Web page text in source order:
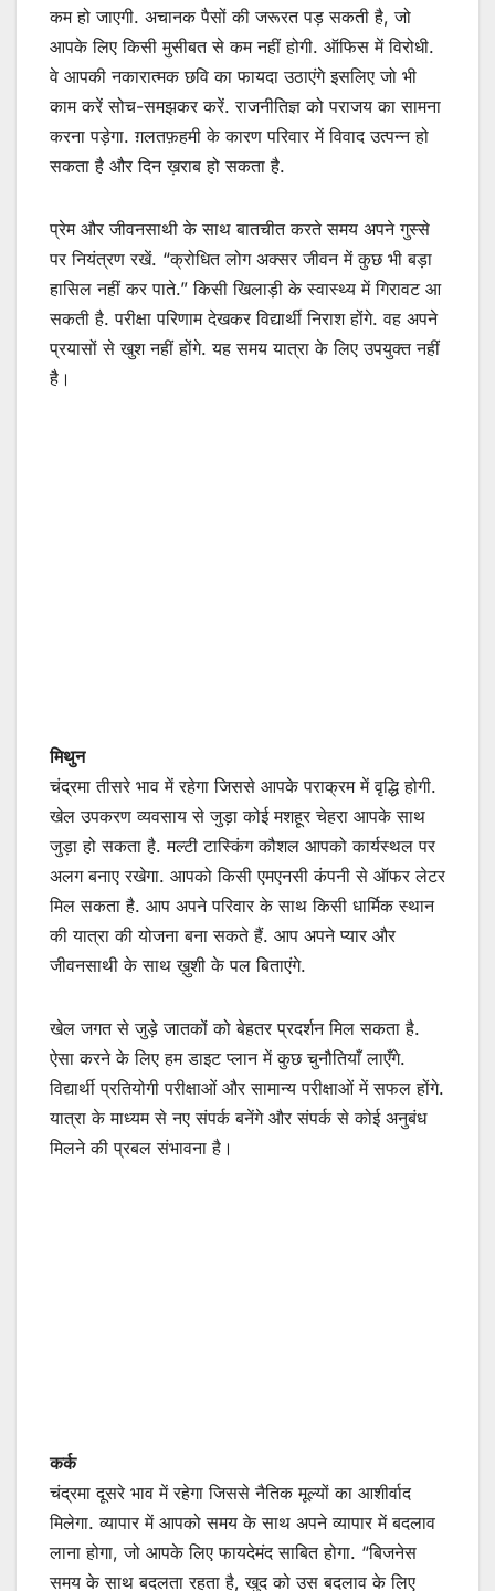
कम हो जाएगी. अचानक पैसों की जरूरत पड़ सकती है, जो
आपके लिए किसी मुसीबत से कम नहीं होगी. ऑफिस में विरोधी.
वे आपकी नकारात्मक छवि का फायदा उठाएंगे इसलिए जो भी
काम करें सोच-समझकर करें. राजनीतिज्ञ को पराजय का सामना
करना पड़ेगा. ग़लतफ़हमी के कारण परिवार में विवाद उत्पन्न हो
सकता है और दिन ख़राब हो सकता है.
प्रेम और जीवनसाथी के साथ बातचीत करते समय अपने गुस्से
पर नियंत्रण रखें. “क्रोधित लोग अक्सर जीवन में कुछ भी बड़ा
हासिल नहीं कर पाते.” किसी खिलाड़ी के स्वास्थ्य में गिरावट आ
सकती है. परीक्षा परिणाम देखकर विद्यार्थी निराश होंगे. वह अपने
प्रयासों से खुश नहीं होंगे. यह समय यात्रा के लिए उपयुक्त नहीं
है।
मिथुन
चंद्रमा तीसरे भाव में रहेगा जिससे आपके पराक्रम में वृद्धि होगी.
खेल उपकरण व्यवसाय से जुड़ा कोई मशहूर चेहरा आपके साथ
जुड़ा हो सकता है. मल्टी टास्किंग कौशल आपको कार्यस्थल पर
अलग बनाए रखेगा. आपको किसी एमएनसी कंपनी से ऑफर लेटर
मिल सकता है. आप अपने परिवार के साथ किसी धार्मिक स्थान
की यात्रा की योजना बना सकते हैं. आप अपने प्यार और
जीवनसाथी के साथ ख़ुशी के पल बिताएंगे.
खेल जगत से जुड़े जातकों को बेहतर प्रदर्शन मिल सकता है.
ऐसा करने के लिए हम डाइट प्लान में कुछ चुनौतियाँ लाएँगे.
विद्यार्थी प्रतियोगी परीक्षाओं और सामान्य परीक्षाओं में सफल होंगे.
यात्रा के माध्यम से नए संपर्क बनेंगे और संपर्क से कोई अनुबंध
मिलने की प्रबल संभावना है।
कर्क
चंद्रमा दूसरे भाव में रहेगा जिससे नैतिक मूल्यों का आशीर्वाद
मिलेगा. व्यापार में आपको समय के साथ अपने व्यापार में बदलाव
लाना होगा, जो आपके लिए फायदेमंद साबित होगा. “बिजनेस
समय के साथ बदलता रहता है, खुद को उस बदलाव के लिए